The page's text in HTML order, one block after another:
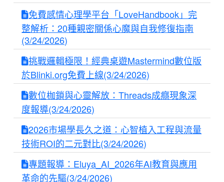
免費感情心理學平台「LoveHandbook」完
整解析：20種親密關係心魔與自我修復指南
(3/24/2026)
挑戰邏輯極限！經典桌遊Mastermind數位版
於Blinki.org免費上線(3/24/2026)
數位枷鎖與心靈解放：Threads成癮現象深
度報導(3/24/2026)
2026市場學長久之道：心智植入工程與流量
技術ROI的二元對比(3/24/2026)
專題報導：Eluya_AI_2026年AI教育與應用
革命的先驅(3/24/2026)